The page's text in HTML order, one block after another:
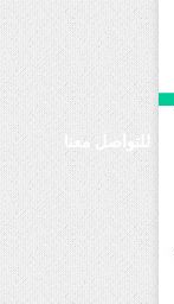
للتواصل معنا